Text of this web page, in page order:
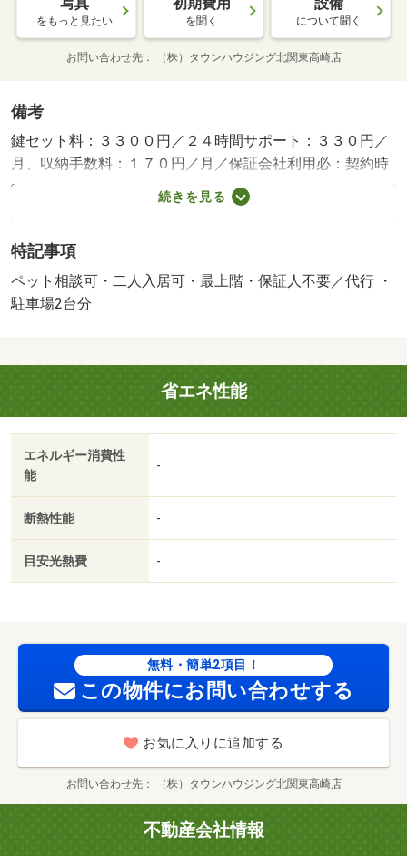
をもっと見たい を聞く について聞く
お問い合わせ先 （株）タウンハウジング北関東高崎店
備考
鍵セット料：３３００円／２４時間サポート：３３０円／
月、収納手数料：１７０円／月／保証会社利用必：契約時
保証委託料：２．２万／月額保証委託料：賃料総額の２．
２％又は５．５％ ※ペット可は２．５万／２．５％／普
用のご相談や審査のご相談にも柔軟なご対応が可能です♪タ
ウングループは全店直営なので各地で得た知識や情報がす
ぐに水平展開されております！悩む前にタウンハウジング
ワー付洗面台／ＴＶインターホン／浴室乾燥機／室内洗濯
置／シューズボックス／システムキッチン／南向き／追焚
機能浴室／温水洗浄便座／洗面所独立／駐輪場／宅配ボッ
クス／即入居可／最上階／敷金不要／３口以上コンロ／対
面式キッチン／防犯カメラ／ペット相談／照明付／ウォー
クインクロゼット／保証人不要／二人入居相談／ネット使
Ｓ／礼金１ヶ月／新町駅（ＪＲ東日本 高崎線）（その
他）まで５７９０ｍ／コープ藤岡店（スーパー）まで４０
ｍ／セブンイレブン藤岡芦田町店（コンビニ）まで５２０
続きを見る
特記事項
ペット相談可・二人入居可・最上階・保証人不要／代行 ・
駐車場2台分
省エネ性能
エネルギー消費性
能
-
断熱性能 -
目安光熱費 -
無料・簡単2項目！
この物件にお問い合わせする
お気に入りに追加する
お問い合わせ先 （株）タウンハウジング北関東高崎店
不動産会社情報